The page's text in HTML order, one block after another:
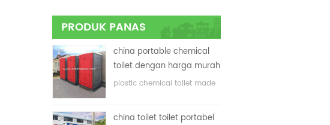
PRODUK PANAS
china portable chemical
toilet dengan harga murah
plastic chemical toilet made
china toilet toilet portabel